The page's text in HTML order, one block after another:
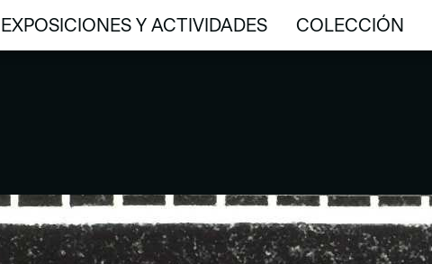
EXPOSICIONES Y ACTIVIDADES
EXPOSICIONES Y ACTIVIDADES
COLECCIÓN
COLECCIÓN